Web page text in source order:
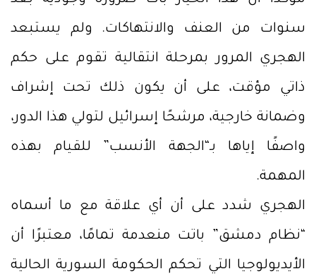
سنوات من العنف والانتهاكات. ولم يستبعد
الهجري المرور بمرحلة انتقالية تقوم على حكم
ذاتي مؤقت، على أن يكون ذلك تحت إشراف
وضمانة خارجية، مرشحًا إسرائيل لتولي هذا الدور،
واصفًا إياها بـ“الجهة الأنسب” للقيام بهذه
المهمة.
الهجري شدد على أن أي علاقة مع ما أسماه
“نظام دمشق” باتت منعدمة تمامًا، معتبرًا أن
الأيديولوجيا التي تحكم الحكومة السورية الحالية